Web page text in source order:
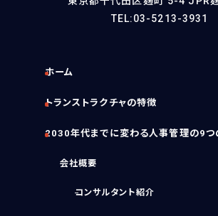
TEL:03-5213-3931
ホーム
トランストラクチャの特徴
2030年代までに変わる人事管理の9つ
会社概要
コンサルタント紹介